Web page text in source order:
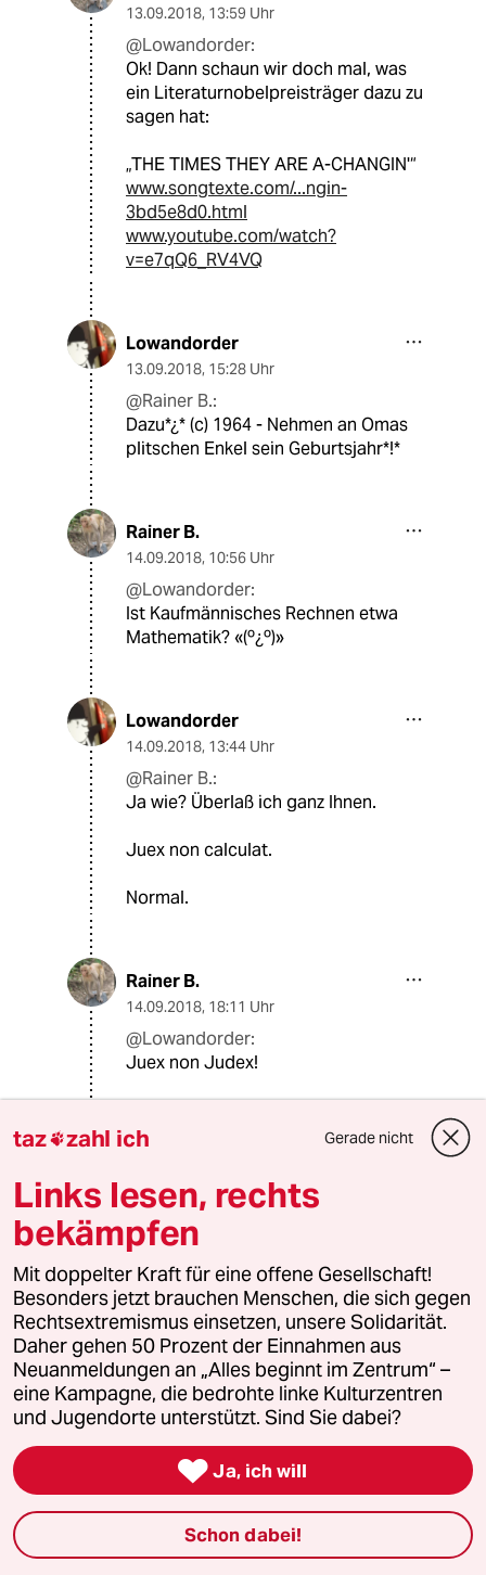
13.09.2018, 13:59 Uhr
@Lowandorder:
Ok! Dann schaun wir doch mal, was
ein Literaturnobelpreisträger dazu zu
sagen hat:
„THE TIMES THEY ARE A-CHANGIN'“
www.songtexte.com/...ngin-
3bd5e8d0.html
www.youtube.com/watch?
v=e7qQ6_RV4VQ
Lowandorder
13.09.2018, 15:28 Uhr
@Rainer B.:
Dazu*¿* (c) 1964 - Nehmen an Omas
plitschen Enkel sein Geburtsjahr*!*
Rainer B.
14.09.2018, 10:56 Uhr
@Lowandorder:
Ist Kaufmännisches Rechnen etwa
Mathematik? «(º¿º)»
Lowandorder
14.09.2018, 13:44 Uhr
@Rainer B.:
Ja wie? Überlaß ich ganz Ihnen.
Juex non calculat.
Normal.
Rainer B.
14.09.2018, 18:11 Uhr
@Lowandorder:
Juex non Judex!
fast kreativfreie, geradezu
des Juristen einfach zu wenig
fordert.“ (aus: Latein für alle Fälle)
Man höre und staune.
btw: Wenn ein Hitlergruß ohne
Hetzjagd 5 Jahre ohne Bewährung
kosten, wieviel kostet dann eine
Hetzjagd ohne Hitlergruß?
Lowandorder
14.09.2018,
@Rainer B.:
Juex - is fein;)
“Die Herren Belohner
taz zahl ich Gerade nicht
Links lesen, rechts
bekämpfen
Mit doppelter Kraft für eine offene Gesellschaft!
Besonders jetzt brauchen Menschen, die sich gegen
Rechtsextremismus einsetzen, unsere Solidarität.
Daher gehen 50 Prozent der Einnahmen aus
Neuanmeldungen an „Alles beginnt im Zentrum“ –
eine Kampagne, die bedrohte linke Kulturzentren
und Jugendorte unterstützt. Sind Sie dabei?
 Ja, ich will
Schon dabei!